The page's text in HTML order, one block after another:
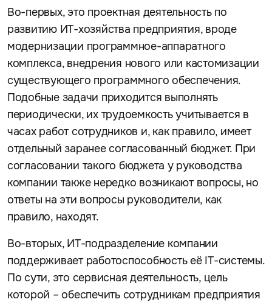
Во-первых, это проектная деятельность по
развитию ИТ-хозяйства предприятия, вроде
модернизации программное-аппаратного
комплекса, внедрения нового или кастомизации
существующего программного обеспечения.
Подобные задачи приходится выполнять
периодически, их трудоемкость учитывается в
часах работ сотрудников и, как правило, имеет
отдельный заранее согласованный бюджет. При
согласовании такого бюджета у руководства
компании также нередко возникают вопросы, но
ответы на эти вопросы руководители, как
правило, находят.
Во-вторых, ИТ-подразделение компании
поддерживает работоспособность её IT-системы.
По сути, это сервисная деятельность, цель
которой – обеспечить сотрудникам предприятия